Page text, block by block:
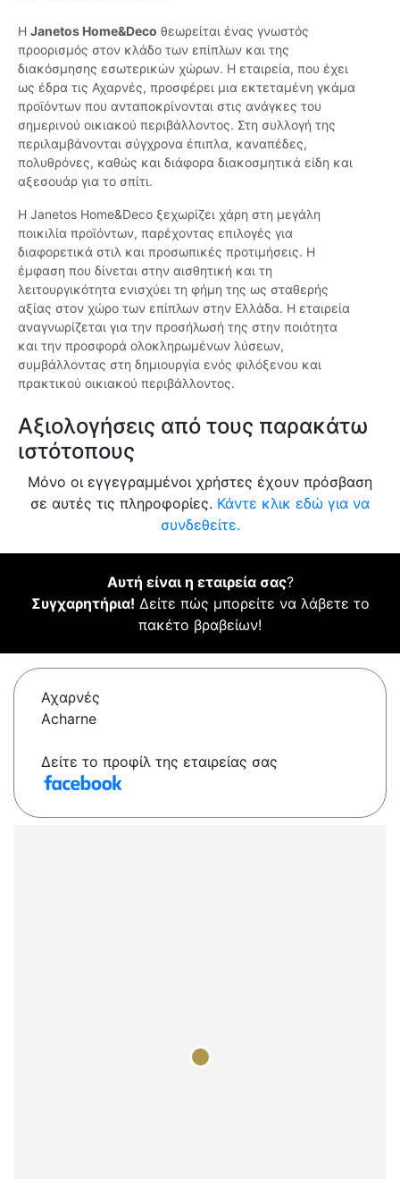
Η Janetos Home&Deco θεωρείται ένας γνωστός
προορισμός στον κλάδο των επίπλων και της
διακόσμησης εσωτερικών χώρων. Η εταιρεία, που έχει
ως έδρα τις Αχαρνές, προσφέρει μια εκτεταμένη γκάμα
προϊόντων που ανταποκρίνονται στις ανάγκες του
σημερινού οικιακού περιβάλλοντος. Στη συλλογή της
περιλαμβάνονται σύγχρονα έπιπλα, καναπέδες,
πολυθρόνες, καθώς και διάφορα διακοσμητικά είδη και
αξεσουάρ για το σπίτι.
Η Janetos Home&Deco ξεχωρίζει χάρη στη μεγάλη
ποικιλία προϊόντων, παρέχοντας επιλογές για
διαφορετικά στιλ και προσωπικές προτιμήσεις. Η
έμφαση που δίνεται στην αισθητική και τη
λειτουργικότητα ενισχύει τη φήμη της ως σταθερής
αξίας στον χώρο των επίπλων στην Ελλάδα. Η εταιρεία
αναγνωρίζεται για την προσήλωσή της στην ποιότητα
και την προσφορά ολοκληρωμένων λύσεων,
συμβάλλοντας στη δημιουργία ενός φιλόξενου και
πρακτικού οικιακού περιβάλλοντος.
Αξιολογήσεις από τους παρακάτω
ιστότοπους
Μόνο οι εγγεγραμμένοι χρήστες έχουν πρόσβαση
σε αυτές τις πληροφορίες. Κάντε κλικ εδώ για να
συνδεθείτε.
Αυτή είναι η εταιρεία σας?
Συγχαρητήρια! Δείτε πώς μπορείτε να λάβετε το
πακέτο βραβείων!
Αχαρνές
Acharne
Δείτε το προφίλ της εταιρείας σας